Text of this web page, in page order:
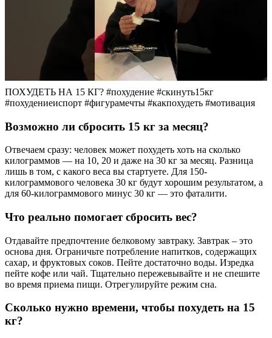
ПОХУДЕТЬ НА 15 КГ? #похудение #скинуть15кг
#похудениеиспорт #фигурамечты #какпохудеть #мотивация
Возможно ли сбросить 15 кг за месяц?
Отвечаем сразу: человек может похудеть хоть на сколько
килограммов — на 10, 20 и даже на 30 кг за месяц. Разница
лишь в том, с какого веса вы стартуете. Для 150-
килограммового человека 30 кг будут хорошим результатом, а
для 60-килограммового минус 30 кг — это фаталити.
Что реально помогает сбросить вес?
Отдавайте предпочтение белковому завтраку. Завтрак – это
основа дня. Ограничьте потребление напитков, содержащих
сахар, и фруктовых соков. Пейте достаточно воды. Изредка
пейте кофе или чай. Тщательно пережевывайте и не спешите
во время приема пищи. Отрегулируйте режим сна.
Сколько нужно времени, чтобы похудеть на 15
кг?